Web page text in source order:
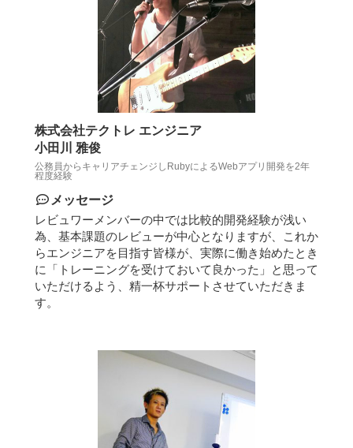
株式会社テクトレ エンジニア
小田川 雅俊
公務員からキャリアチェンジしRubyによるWebアプリ開発を2年
程度経験
メッセージ
レビュワーメンバーの中では比較的開発経験が浅い
為、基本課題のレビューが中心となりますが、これか
らエンジニアを目指す皆様が、実際に働き始めたとき
に「トレーニングを受けておいて良かった」と思って
いただけるよう、精一杯サポートさせていただきま
す。